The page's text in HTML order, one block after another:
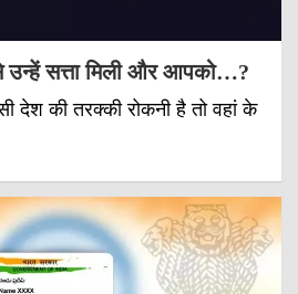
सत्ता मिली और आपको…?
देश की तरक्की रोकनी है तो वहां के